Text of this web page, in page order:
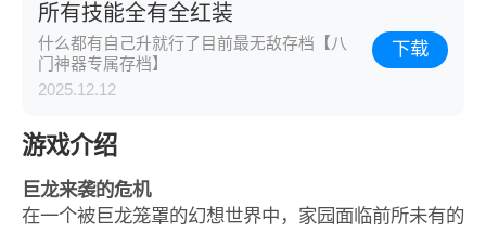
所有技能全有全红装
什么都有自己升就行了目前最无敌存档【八
门神器专属存档】
2025.12.12
下载
游戏介绍
巨龙来袭的危机
在一个被巨龙笼罩的幻想世界中，家园面临前所未有的